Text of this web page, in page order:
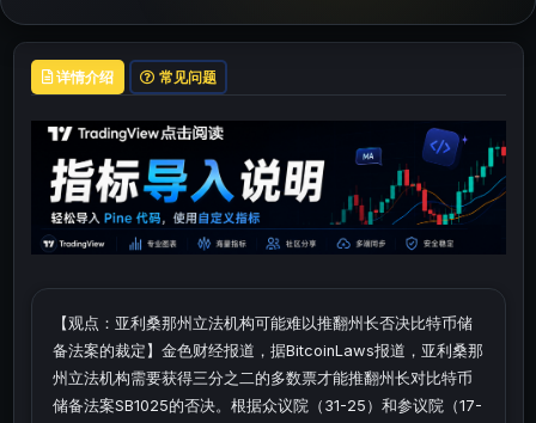
详情介绍 常见问题
【观点：亚利桑那州立法机构可能难以推翻州长否决比特币储
备法案的裁定】金色财经报道，据BitcoinLaws报道，亚利桑那
州立法机构需要获得三分之二的多数票才能推翻州长对比特币
储备法案SB1025的否决。根据众议院（31-25）和参议院（17-